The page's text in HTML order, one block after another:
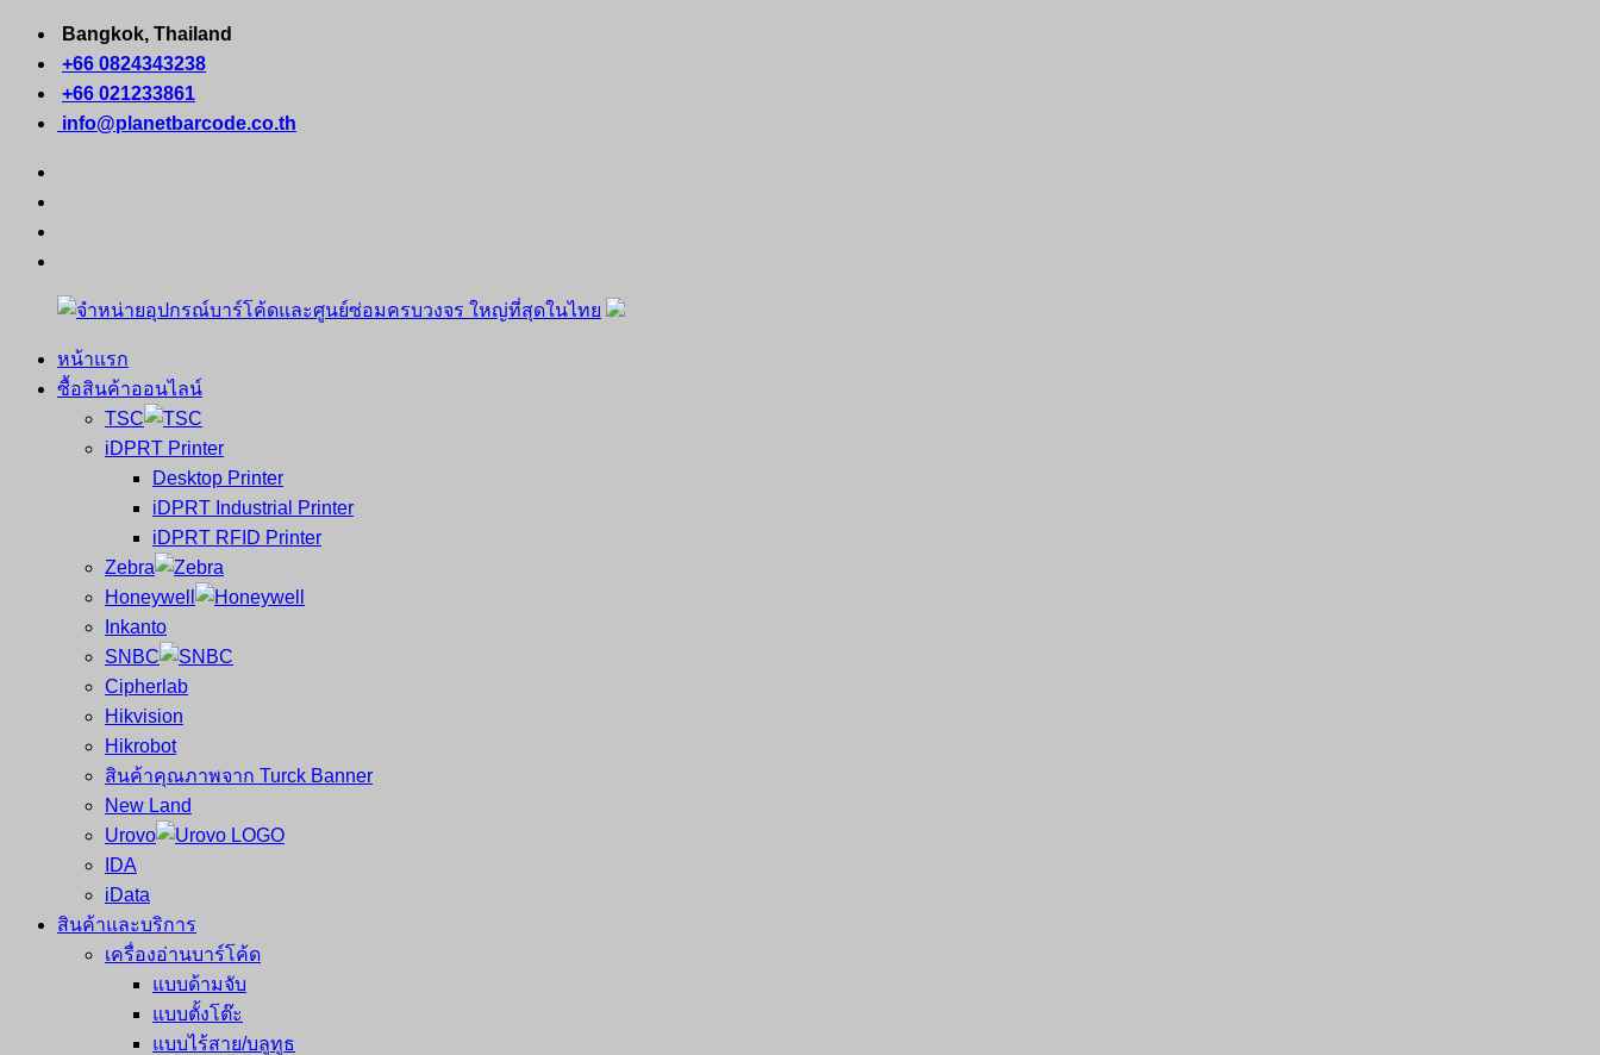
Skip
content
Bangkok, Thailand
+66 0824343238
+66 021233861
info@planetbarcode.co.th
จำหน่าย
คอมพิวเตอร์
หน้าแรก
ซื้อสินค้าออนไลน์
TSC
iDPRT Printer
Desktop Printer
iDPRT Industrial Printer
iDPRT RFID Printer
Zebra
Honeywell
Inkanto
SNBC
Cipherlab
Hikvision
Hikrobot
สินค้าคุณภาพจาก Turck Banner
New Land
Urovo
IDA
iData
สินค้าและบริการ
เครื่องอ่านบาร์โค้ด
แบบด้ามจับ
แบบตั้งโต๊ะ
แบบไร้สาย/บลูทูธ